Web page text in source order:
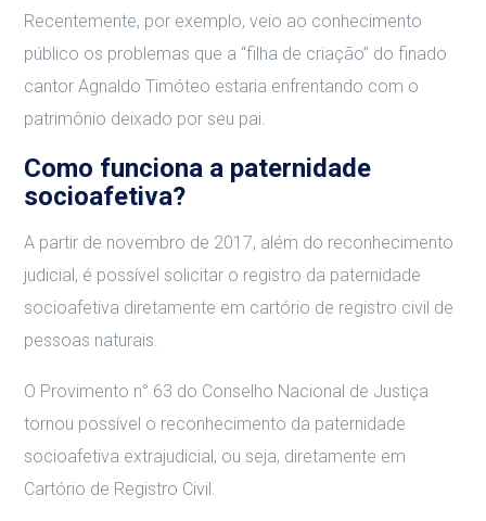
Recentemente, por exemplo, veio ao conhecimento
público os problemas que a “filha de criação” do finado
cantor Agnaldo Timóteo estaria enfrentando com o
patrimônio deixado por seu pai.
Como funciona a paternidade
socioafetiva?
A partir de novembro de 2017, além do reconhecimento
judicial, é possível solicitar o registro da paternidade
socioafetiva diretamente em cartório de registro civil de
pessoas naturais.
O Provimento n° 63 do Conselho Nacional de Justiça
tornou possível o reconhecimento da paternidade
socioafetiva extrajudicial, ou seja, diretamente em
Cartório de Registro Civil.